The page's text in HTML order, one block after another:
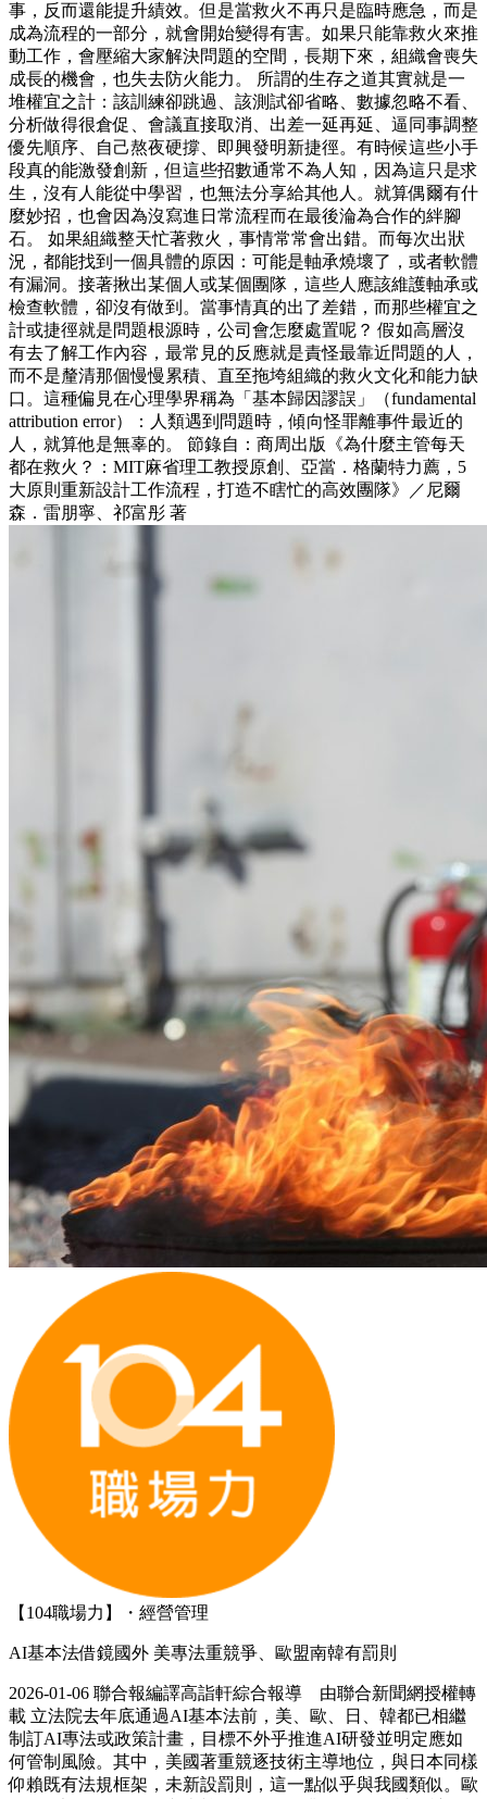
事，反而還能提升績效。但是當救火不再只是臨時應急，而是
成為流程的一部分，就會開始變得有害。如果只能靠救火來推
動工作，會壓縮大家解決問題的空間，長期下來，組織會喪失
成長的機會，也失去防火能力。 所謂的生存之道其實就是一
堆權宜之計：該訓練卻跳過、該測試卻省略、數據忽略不看、
分析做得很倉促、會議直接取消、出差一延再延、逼同事調整
優先順序、自己熬夜硬撐、即興發明新捷徑。有時候這些小手
段真的能激發創新，但這些招數通常不為人知，因為這只是求
生，沒有人能從中學習，也無法分享給其他人。就算偶爾有什
麼妙招，也會因為沒寫進日常流程而在最後淪為合作的絆腳
石。 如果組織整天忙著救火，事情常常會出錯。而每次出狀
況，都能找到一個具體的原因：可能是軸承燒壞了，或者軟體
有漏洞。接著揪出某個人或某個團隊，這些人應該維護軸承或
檢查軟體，卻沒有做到。當事情真的出了差錯，而那些權宜之
計或捷徑就是問題根源時，公司會怎麼處置呢？ 假如高層沒
有去了解工作內容，最常見的反應就是責怪最靠近問題的人，
而不是釐清那個慢慢累積、直至拖垮組織的救火文化和能力缺
口。這種偏見在心理學界稱為「基本歸因謬誤」（fundamental
attribution error）：人類遇到問題時，傾向怪罪離事件最近的
人，就算他是無辜的。 節錄自：商周出版《為什麼主管每天
都在救火？：MIT麻省理工教授原創、亞當．格蘭特力薦，5
大原則重新設計工作流程，打造不瞎忙的高效團隊》／尼爾
森．雷朋寧、祁富彤 著
【104職場力】・經營管理
AI基本法借鏡國外 美專法重競爭、歐盟南韓有罰則
2026-01-06 聯合報編譯高詣軒綜合報導 由聯合新聞網授權轉
載 立法院去年底通過AI基本法前，美、歐、日、韓都已相繼
制訂AI專法或政策計畫，目標不外乎推進AI研發並明定應如
何管制風險。其中，美國著重競逐技術主導地位，與日本同樣
仰賴既有法規框架，未新設罰則，這一點似乎與我國類似。歐